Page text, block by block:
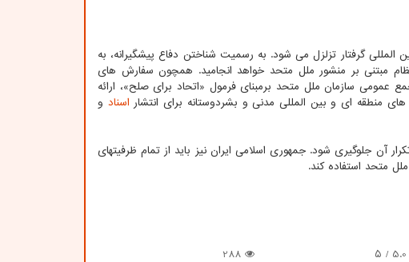
گرفتار تزلزل می شود. به رسمیت شناختن دفاع پیشگیرانه، به
مبتنی بر منشور ملل متحد خواهد انجامید. همچون سفارش های
سازمان ملل متحد برمبنای فرمول «اتحاد برای صلح»، ارائه
منطقه ای و بین المللی مدنی و بشردوستانه برای انتشار اسناد و
آن جلوگیری شود. جمهوری اسلامی ایران نیز باید از تمام ظرفیتهای
متحد استفاده کند.
5.0 / ۵
288